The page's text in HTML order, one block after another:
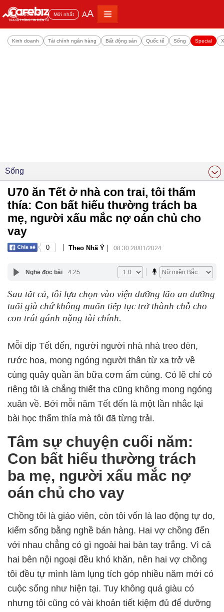
Đọc nhiều Mới nhất AA
Kinh doanh Tài chính ngân hàng Bất động sản Quốc tế Sống Special
Sống
U70 ăn Tết ở nhà con trai, tôi thấm
thía: Con bất hiếu thường trách ba
mẹ, người xấu mắc nợ oán chủ cho
vay
0 | Theo Nhã Ý | 08:30 28/01/2024
Nghe đọc bài 4:25
Sau tất cả, tôi lựa chọn vào viện dưỡng lão an dưỡng
tuổi già chứ không muốn tiếp tục trở thành chỗ cho
con trút gánh nặng tài chính.
Mỗi dịp Tết đến, người người nhà nhà treo đèn,
rước hoa, mong ngóng người thân từ xa trở về
cùng quây quần ăn bữa cơm ấm cúng. Có lẽ chỉ có
riêng tôi là chẳng thiết tha cũng không mong ngóng
xuân về. Bởi mỗi năm Tết đến là một lần nhắc lại
bài học thấm thía mà tôi đã từng trải.
Tâm sự chuyện cuối năm:
Con bất hiếu thường trách
ba mẹ, người xấu mắc nợ
oán chủ cho vay
Chồng tôi là giáo viên, còn tôi vốn là lao động tự do,
kiếm sống bằng nghề bán hàng. Hai vợ chồng đến
với nhau chẳng có gì ngoài hai bàn tay trắng. Vì cả
hai bên nội ngoại đều khó khăn, nên hai vợ chồng
tôi đều tự mình làm lụng tích góp nhiều năm mới có
cuộc sống như hiện tại. Tuy không quá giàu có
nhưng tôi cũng có vài khoản tiết kiệm đủ để dưỡng